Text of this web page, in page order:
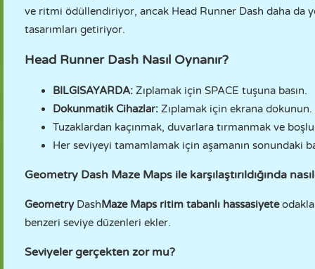
ve ritmi ödüllendiriyor, ancak Head Runner Dash daha
tasarımları getiriyor.
Head Runner Dash Nasıl Oynanır?
BILGISAYARDA: Zıplamak için SPACE tuşuna basın.
Dokunmatik Cihazlar: Zıplamak için ekrana dokunun.
Tuzaklardan kaçınmak, duvarlara tırmanmak ve
Her seviyeyi tamamlamak için aşamanın sonundaki
Geometry Dash Maze Maps ile karşılaştırıldığında
GeometryDashMaze Maps ritim tabanlı hassasiyete
benzeri seviye düzenleri ekler.
Seviyeler gerçekten zor mu?